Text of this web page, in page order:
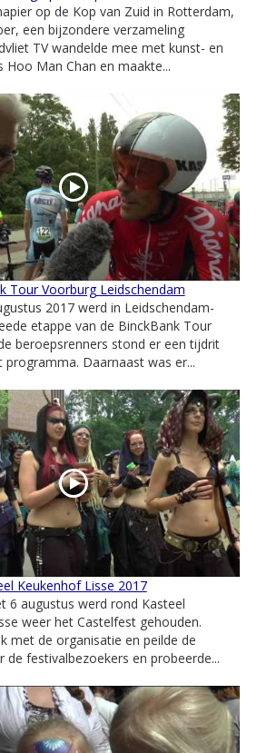
op de Kop van Zuid in Rotterdam,
een bijzondere verzameling
TV wandelde mee met kunst- en
Hoo Man Chan en maakte...
Tour Voorburg Leidschendam
2017 werd in Leidschendam-
etappe van de BinckBank Tour
beroepsrenners stond er een tijdrit
programma. Daarnaast was er...
Keukenhof Lisse 2017
6 augustus werd rond Kasteel
weer het Castelfest gehouden.
met de organisatie en peilde de
de festivalbezoekers en probeerde...